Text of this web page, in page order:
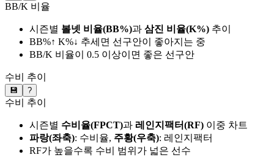
BB/K 비율
시즌별 볼넷 비율(BB%)과 삼진 비율(K%) 추이
BB%↑ K%↓ 추세면 선구안이 좋아지는 중
BB/K 비율이 0.5 이상이면 좋은 선구안
수비 추이
💾 ?
수비 추이
시즌별 수비율(FPCT)과 레인지팩터(RF) 이중 차트
파랑(좌축): 수비율, 주황(우축): 레인지팩터
RF가 높을수록 수비 범위가 넓은 선수